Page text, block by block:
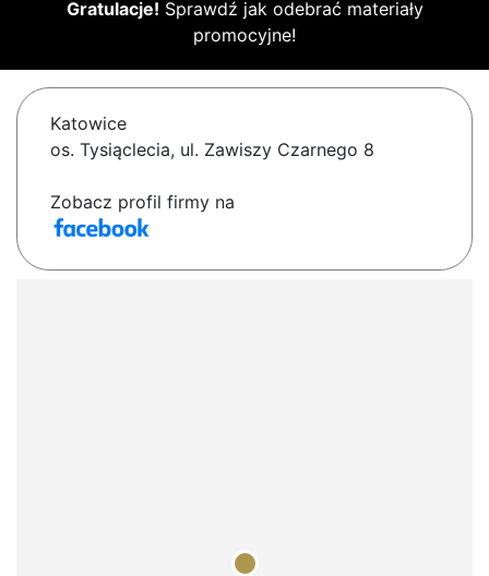
Gratulacje! Sprawdź jak odebrać materiały
promocyjne!
Katowice
os. Tysiąclecia, ul. Zawiszy Czarnego 8
Zobacz profil firmy na